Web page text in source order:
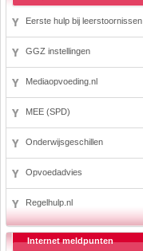
Eerste hulp bij leerstoornissen
GGZ instellingen
Mediaopvoeding.nl
MEE (SPD)
Onderwijsgeschillen
Opvoedadvies
Regelhulp.nl
Internet meldpunten